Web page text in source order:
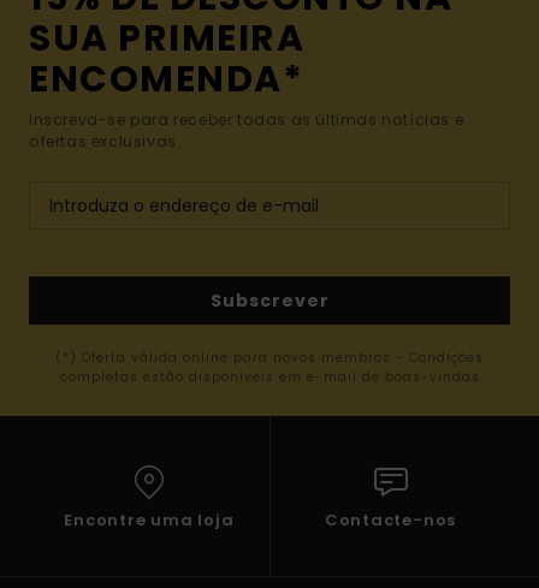
SUA PRIMEIRA
ENCOMENDA*
Inscreva-se para receber todas as últimas notícias e
ofertas exclusivas.
Subscrever
(*) Oferta válida online para novos membros - Condições
completas estão disponíveis em e-mail de boas-vindas
Encontre uma loja Contacte-nos